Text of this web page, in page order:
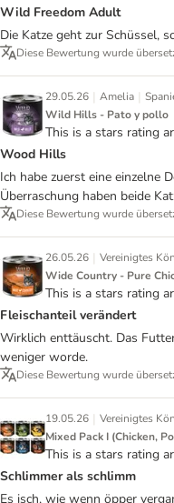
Wild Freedom Adult
Die Katze geht zur Schüssel,
Diese Bewertung wurde
29.05.26 | Amelia |
Wild Hills - Pato y pollo
This is a stars rating
Wood Hills
Ich habe zuerst eine einzelne
Überraschung haben beide
Diese Bewertung wurde
26.05.26 | Vereinigtes
Wide Country - Pure
This is a stars rating
Fleischanteil verändert
Wirklich enttäuscht. Das
weniger worde.
Diese Bewertung wurde
19.05.26 | Vereinigtes
Mixed Pack I (Chicken,
This is a stars rating
Schlimmer als schlimm
Es isch, wie wenn öpper